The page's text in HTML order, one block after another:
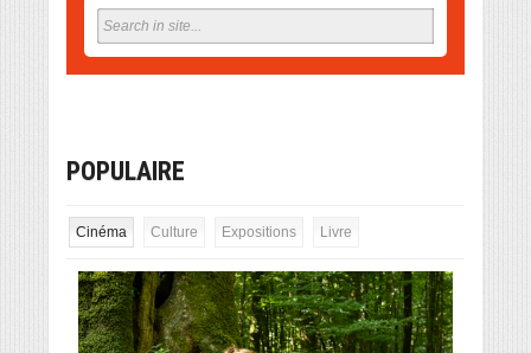
POPULAIRE
Cinéma Culture Expositions Livre